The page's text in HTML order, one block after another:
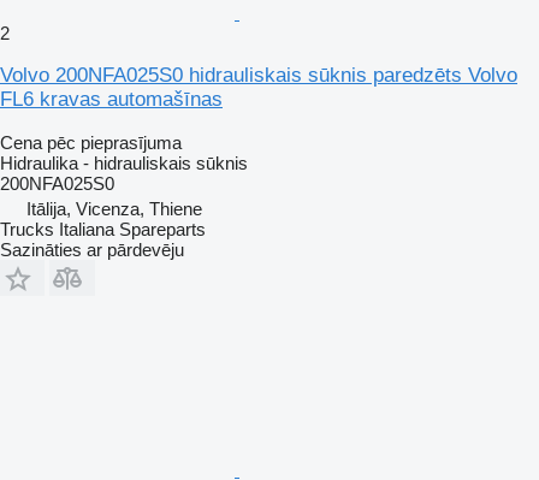
2
Volvo 200NFA025S0 hidrauliskais sūknis paredzēts Volvo
FL6 kravas automašīnas
Cena pēc pieprasījuma
Hidraulika - hidrauliskais sūknis
200NFA025S0
Itālija, Vicenza, Thiene
Trucks Italiana Spareparts
Sazināties ar pārdevēju